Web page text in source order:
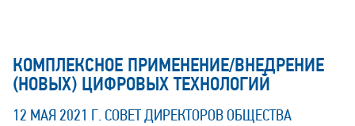
КОМПЛЕКСНОЕ ПРИМЕНЕНИЕ/ВНЕДРЕНИЕ
(НОВЫХ) ЦИФРОВЫХ ТЕХНОЛОГИЙ
12 МАЯ 2021 Г. СОВЕТ ДИРЕКТОРОВ ОБЩЕСТВА